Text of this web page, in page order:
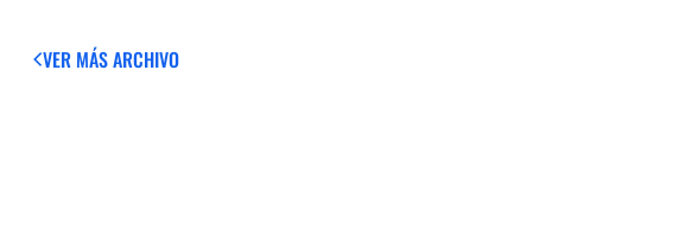
VER MÁSARCHIVO